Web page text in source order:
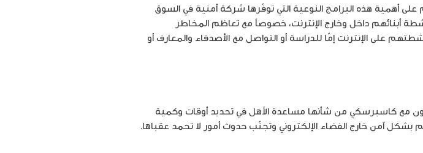
على أهمية هذه البرامج النوعية التي توفّرها شركة أمنية في السوق
أبنائهم داخل وخارج الإنترنت، خصوصاً مع تعاظم المخاطر
على الإنترنت إمّا للدراسة أو التواصل مع الأصدقاء والمعارف أو
مع كاسبرسكي من شأنها مساعدة الأهل في تحديد أوقات وكمية
آمن خارج الفضاء الإلكتروني وتجنّب حدوث أمور لا تحمد عقباها.